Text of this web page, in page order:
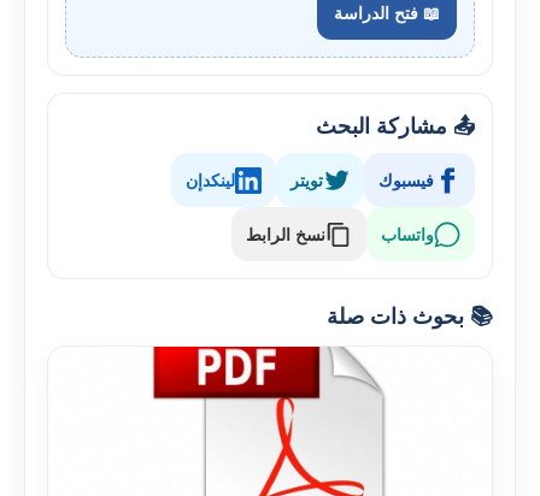
📖 فتح الدراسة
📤 مشاركة البحث
فيسبوك تويتر لينكدإن
واتساب نسخ الرابط
📚 بحوث ذات صلة